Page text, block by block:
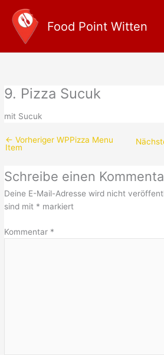
Inhalt
springen
Food Point Witten
9. Pizza Sucuk
mit Sucuk
← Vorheriger WPPizza Menu
Item
Schreibe einen
Deine E-Mail-Adresse wird nicht
sind mit * markiert
Kommentar *